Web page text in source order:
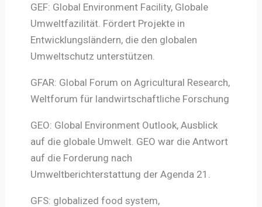
GEF: Global Environment Facility, Globale
Umweltfazilität. Fördert Projekte in
Entwicklungsländern, die den globalen
Umweltschutz unterstützen.
GFAR: Global Forum on Agricultural Research,
Weltforum für landwirtschaftliche Forschung
GEO: Global Environment Outlook, Ausblick
auf die globale Umwelt. GEO war die Antwort
auf die Forderung nach
Umweltberichterstattung der Agenda 21.
GFS: globalized food system,